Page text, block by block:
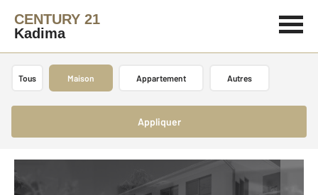
CENTURY 21
Kadima
Tous Maison Appartement Autres
Appliquer